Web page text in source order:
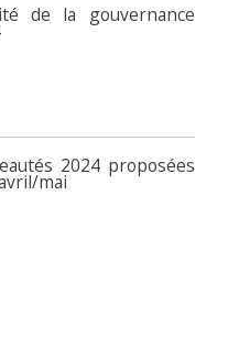
de la gouvernance
2024 proposées
mai